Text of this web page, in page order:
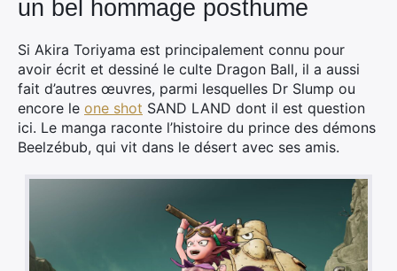
un bel hommage posthume
Si Akira Toriyama est principalement connu pour
avoir écrit et dessiné le culte Dragon Ball, il a aussi
fait d’autres œuvres, parmi lesquelles Dr Slump ou
encore le one shot SAND LAND dont il est question
ici. Le manga raconte l’histoire du prince des démons
Beelzébub, qui vit dans le désert avec ses amis.